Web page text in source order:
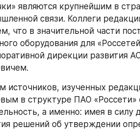
являются крупнейшим в
связи. Коллеги
что в значительной части
оборудования для
дирекции развития
в структуре ПАО «Россети»
а именно: имея в силу
решений об утверждении